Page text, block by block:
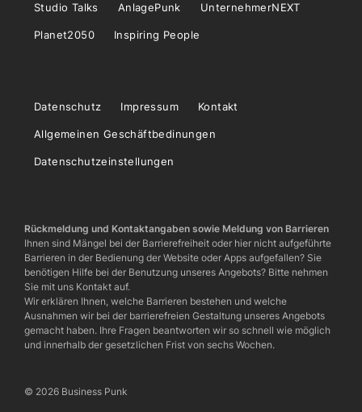
Studio Talks AnlagePunk UnternehmerNEXT
Planet2050 Inspiring People
Datenschutz Impressum Kontakt
Allgemeinen Geschäftbedinungen
Datenschutzeinstellungen
Rückmeldung und Kontaktangaben sowie Meldung von Barrieren
Ihnen sind Mängel bei der Barrierefreiheit oder hier nicht aufgeführte
Barrieren in der Bedienung der Website oder Apps aufgefallen? Sie
benötigen Hilfe bei der Benutzung unseres Angebots? Bitte nehmen
Sie mit uns Kontakt auf.
Wir erklären Ihnen, welche Barrieren bestehen und welche
Ausnahmen wir bei der barrierefreien Gestaltung unseres Angebots
gemacht haben. Ihre Fragen beantworten wir so schnell wie möglich
und innerhalb der gesetzlichen Frist von sechs Wochen.
© 2026 Business Punk